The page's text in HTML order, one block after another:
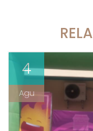
4
Agu